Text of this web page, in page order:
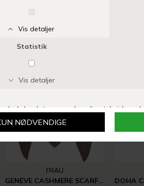
DKK 299,00
FRAU
GENEVE CASHMERE SCARF LARGE | UNDYED